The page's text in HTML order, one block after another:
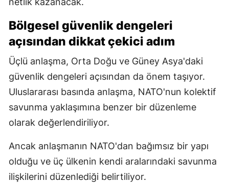
Bölgesel güvenlik dengeleri
açısından dikkat çekici adım
Üçlü anlaşma, Orta Doğu ve Güney Asya'daki
güvenlik dengeleri açısından da önem taşıyor.
Uluslararası basında anlaşma, NATO'nun kolektif
savunma yaklaşımına benzer bir düzenleme
olarak değerlendiriliyor.
Ancak anlaşmanın NATO'dan bağımsız bir yapı
olduğu ve üç ülkenin kendi aralarındaki savunma
ilişkilerini düzenlediği belirtiliyor.